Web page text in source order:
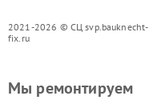
2021-2026 © СЦ svp.bauknecht-
fix.ru
Мы ремонтируем